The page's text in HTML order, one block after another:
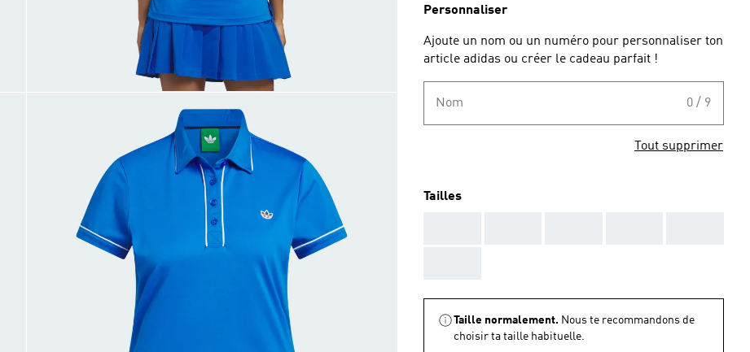
Personnaliser
Ajoute un nom ou un numéro pour personnaliser ton
article adidas ou créer le cadeau parfait !
Nom 0 / 9
Tout supprimer
Tailles
Taille normalement. Nous te recommandons de
choisir ta taille habituelle.